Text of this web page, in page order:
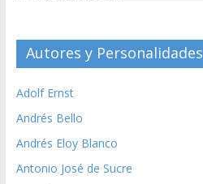
Autores y Personalidades
Adolf Ernst
Andrés Bello
Andrés Eloy Blanco
Antonio José de Sucre